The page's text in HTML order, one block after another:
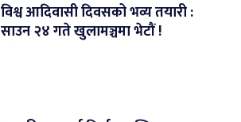
विश्व आदिवासी दिवसको भव्य तयारी :
साउन २४ गते खुलामञ्चमा भेटौं !